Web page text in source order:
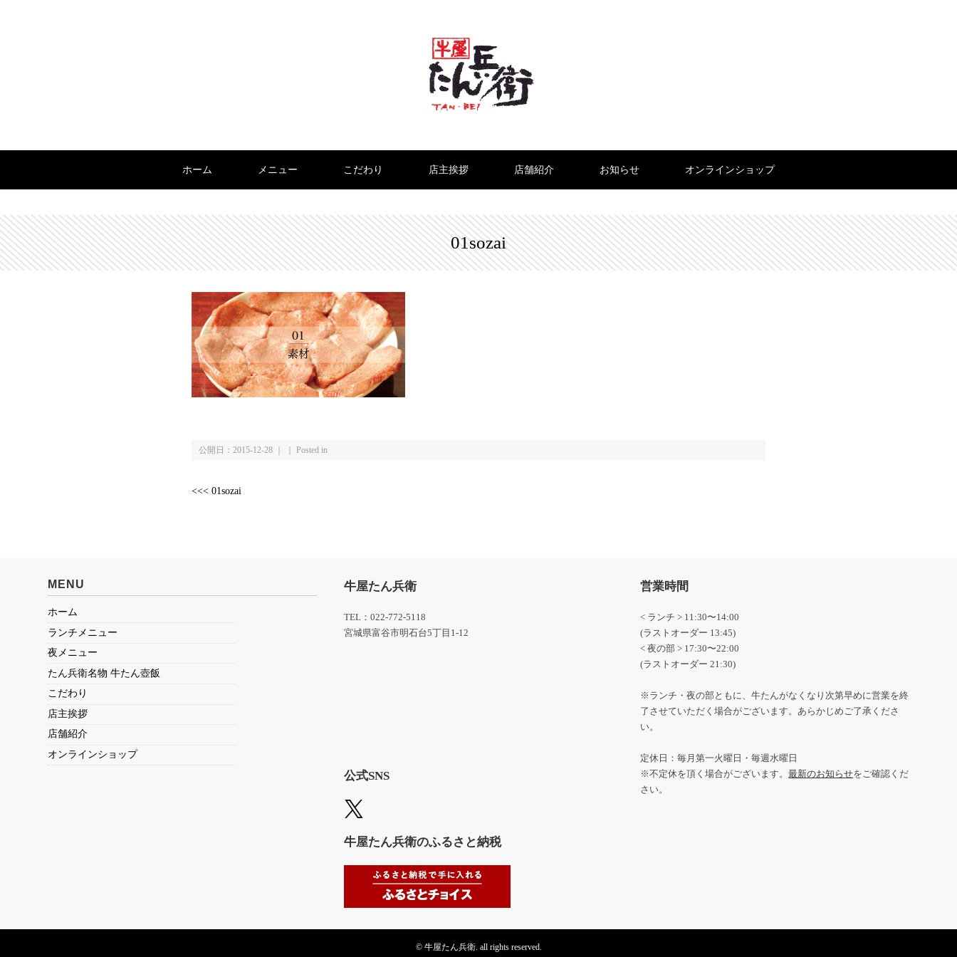
ホーム メニュー こだわり 店主挨拶 店舗紹介 お知らせ オンラインショップ
01sozai
公開日：2015-12-28 ｜ ｜ Posted in
<<< 01sozai
MENU
ホーム
ランチメニュー
夜メニュー
たん兵衛名物 牛たん壺飯
こだわり
店主挨拶
店舗紹介
オンラインショップ
牛屋たん兵衛
TEL：022-772-5118
宮城県富谷市明石台5丁目1-12
公式SNS
牛屋たん兵衛のふるさと納税
営業時間
< ランチ > 11:30〜14:00
(ラストオーダー 13:45)
< 夜の部 > 17:30〜22:00
(ラストオーダー 21:30)
※ランチ・夜の部ともに、牛たんがなくなり次第早めに営業を終
了させていただく場合がございます。あらかじめご了承くださ
い。
定休日：毎月第一火曜日・毎週水曜日
※不定休を頂く場合がございます。最新のお知らせをご確認くだ
さい。
© 牛屋たん兵衛. all rights reserved.